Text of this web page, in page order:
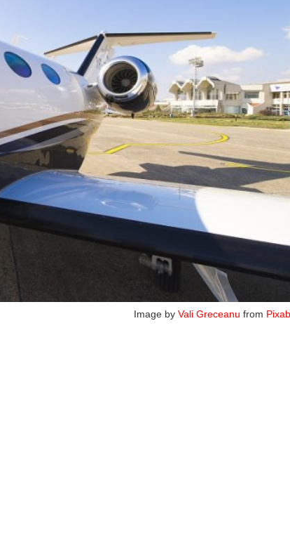
Image by Vali Greceanu from